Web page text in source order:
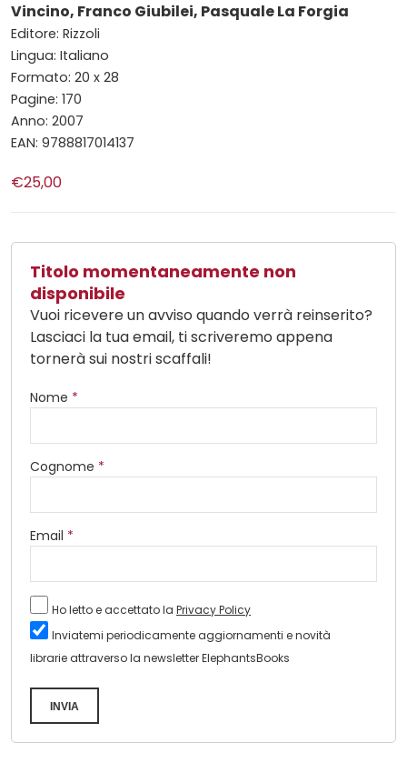
Vincino, Franco Giubilei, Pasquale La Forgia
Editore: Rizzoli
Lingua: Italiano
Formato: 20 x 28
Pagine: 170
Anno: 2007
EAN: 9788817014137
€25,00
Titolo momentaneamente non
disponibile
Vuoi ricevere un avviso quando verrà reinserito?
Lasciaci la tua email, ti scriveremo appena
tornerà sui nostri scaffali!
Nome *
Cognome *
Email *
Ho letto e accettato la Privacy Policy
Inviatemi periodicamente aggiornamenti e novità
librarie attraverso la newsletter ElephantsBooks
INVIA